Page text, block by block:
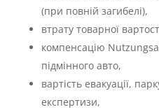
(при повній загибелі),
втрату товарної
компенсацію
підмінного авто,
вартість евакуації,
експертизи,